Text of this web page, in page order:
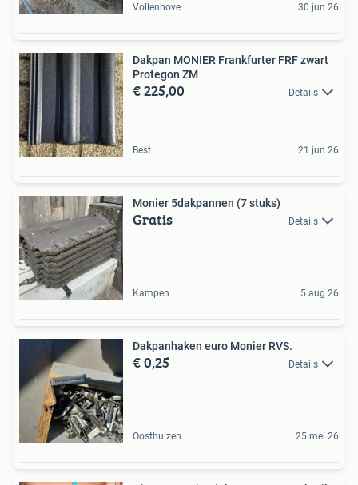
Vollenhove 30 jun 26
Dakpan MONIER Frankfurter FRF zwart
Protegon ZM
€ 225,00 Details
Best 21 jun 26
Monier 5dakpannen (7 stuks)
Gratis Details
Kampen 5 aug 26
Dakpanhaken euro Monier RVS.
€ 0,25 Details
Oosthuizen 25 mei 26